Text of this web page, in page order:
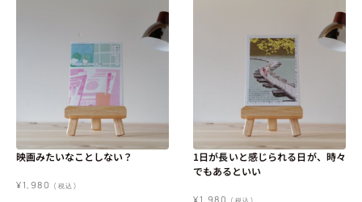
映画みたいなことしない？
¥1,980 (税込)
1日が長いと感じられる日が、時々
でもあるといい
¥1,980 (税込)